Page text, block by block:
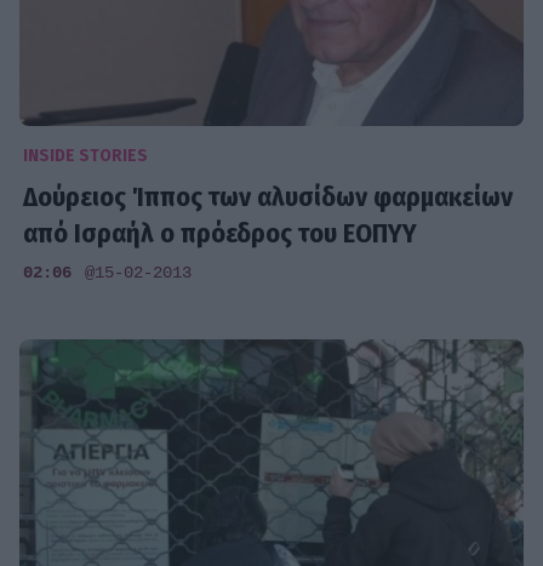
INSIDE STORIES
Δούρειος Ίππος των αλυσίδων φαρμακείων
από Ισραήλ ο πρόεδρος του ΕΟΠΥΥ
02:06 @15-02-2013